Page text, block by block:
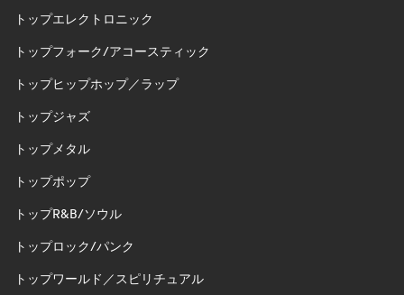
トップエレクトロニック
トップフォーク/アコースティック
トップヒップホップ／ラップ
トップジャズ
トップメタル
トップポップ
トップR&B/ソウル
トップロック/パンク
トップワールド／スピリチュアル